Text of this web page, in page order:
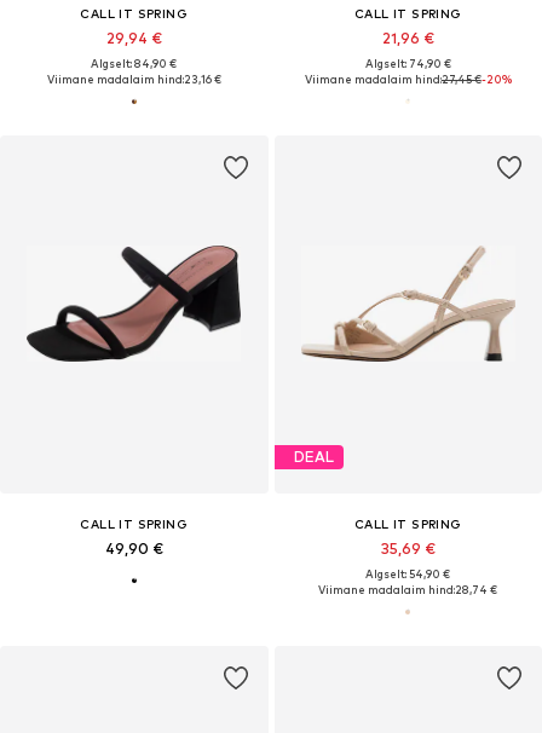
CALL IT SPRING
29,94 €
Algselt: 84,90 €
Viimane madalaim hind:23,16 €
CALL IT SPRING
21,96 €
Algselt: 74,90 €
Viimane madalaim hind:27,45 €-20%
CALL IT SPRING
49,90 €
DEAL
CALL IT SPRING
35,69 €
Algselt: 54,90 €
Viimane madalaim hind:28,74 €